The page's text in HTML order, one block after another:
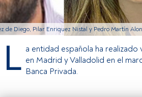
de Diego, Pilar Enriquez Nistal y Pedro Martín
L a entidad española ha
en Madrid y Valladolid en el
Banca Privada.